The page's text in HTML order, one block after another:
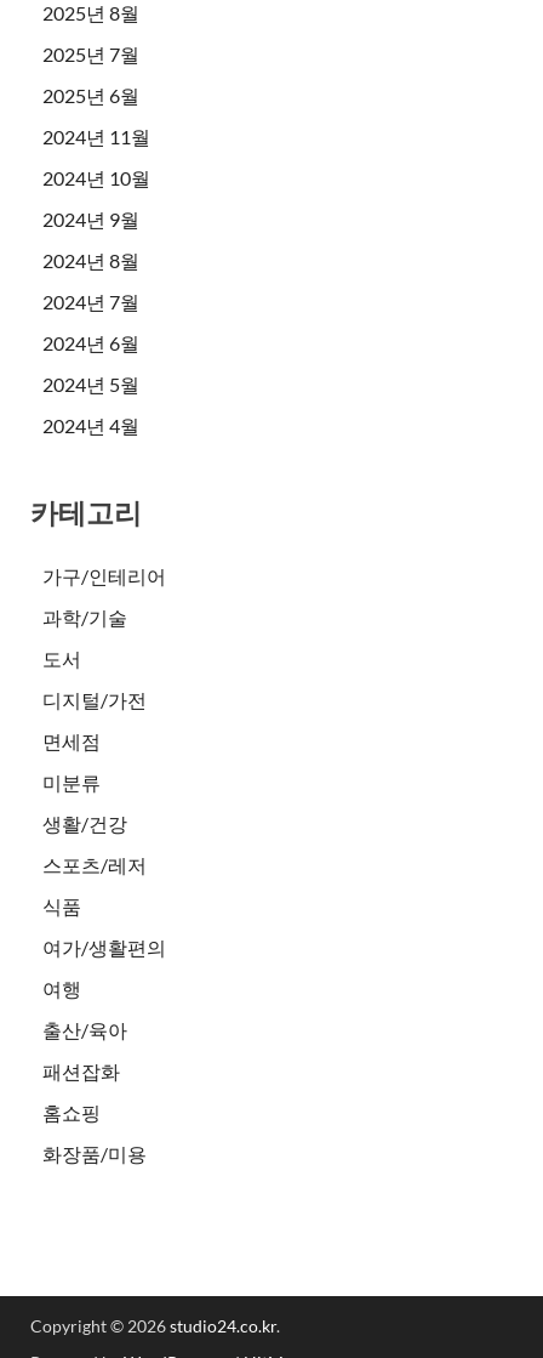
2025년 8월
2025년 7월
2025년 6월
2024년 11월
2024년 10월
2024년 9월
2024년 8월
2024년 7월
2024년 6월
2024년 5월
2024년 4월
카테고리
가구/인테리어
과학/기술
도서
디지털/가전
면세점
미분류
생활/건강
스포츠/레저
식품
여가/생활편의
여행
출산/육아
패션잡화
홈쇼핑
화장품/미용
Copyright © 2026studio24.co.kr.